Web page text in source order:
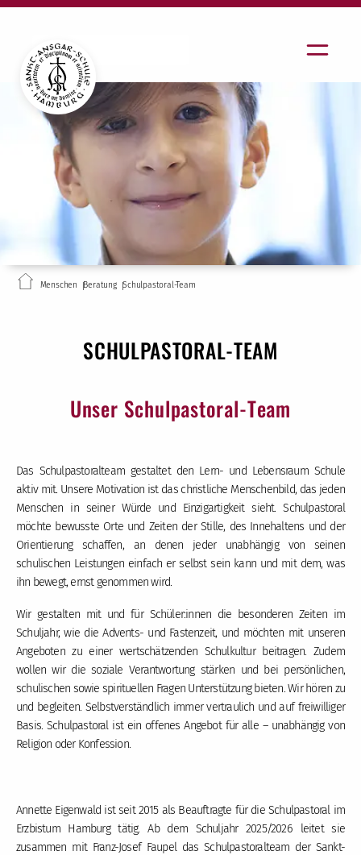
Menschen Beratung Schulpastoral-Team
SCHULPASTORAL-TEAM
Unser Schulpastoral-Team
Das Schulpastoralteam gestaltet den Lern- und Lebensraum Schule
aktiv mit. Unsere Motivation ist das christliche Menschenbild, das jeden
Menschen in seiner Würde und Einzigartigkeit sieht. Schulpastoral
möchte bewusste Orte und Zeiten der Stille, des Innehaltens und der
Orientierung schaffen, an denen jeder unabhängig von seinen
schulischen Leistungen einfach er selbst sein kann und mit dem, was
ihn bewegt, ernst genommen wird.
Wir gestalten mit und für Schüler:innen die besonderen Zeiten im
Schuljahr, wie die Advents- und Fastenzeit, und möchten mit unseren
Angeboten zu einer wertschätzenden Schulkultur beitragen. Zudem
wollen wir die soziale Verantwortung stärken und bei persönlichen,
schulischen sowie spirituellen Fragen Unterstützung bieten. Wir hören zu
und begleiten. Selbstverständlich immer vertraulich und auf freiwilliger
Basis. Schulpastoral ist ein offenes Angebot für alle – unabhängig von
Religion oder Konfession.
Annette Eigenwald ist seit 2015 als Beauftragte für die Schulpastoral im
Erzbistum Hamburg tätig. Ab dem Schuljahr 2025/2026 leitet sie
zusammen mit Franz-Josef Faupel das Schulpastoralteam der Sankt-